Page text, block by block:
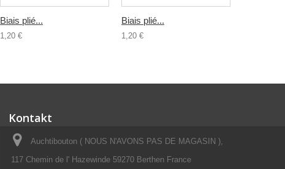
Biais plié...
1,20 €
Biais plié...
1,20 €
Kontakt
Auchtibouton ( NOUS N'AVONS PAS DE MAGASIN ),
117 Chemin de l' Hazewinde 59270 Berthen France